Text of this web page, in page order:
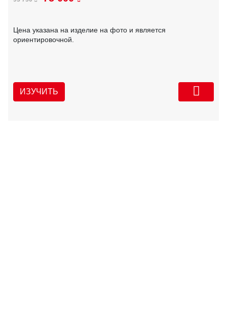
Цена указана на изделие на фото и является
ориентировочной.
ИЗУЧИТЬ